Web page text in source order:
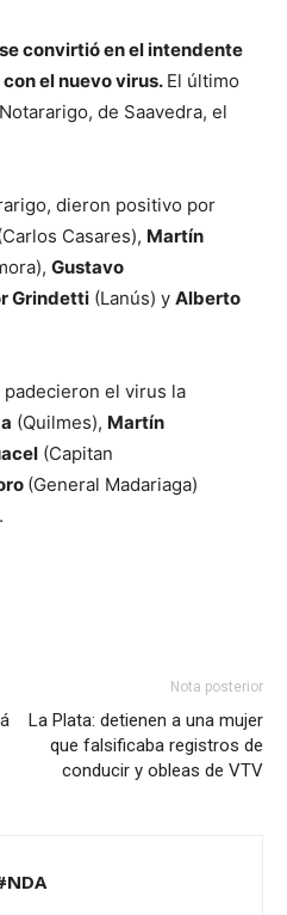
convirtió en el intendente
el nuevo virus. El último
de Saavedra, el
dieron positivo por
Casares), Martín
Gustavo
Grindetti (Lanús) y Alberto
padecieron el virus la
(Quilmes), Martín
(Capitan
(General Madariaga)
Nota posterior
La Plata: detienen a una mujer
que falsificaba registros de
conducir y obleas de VTV